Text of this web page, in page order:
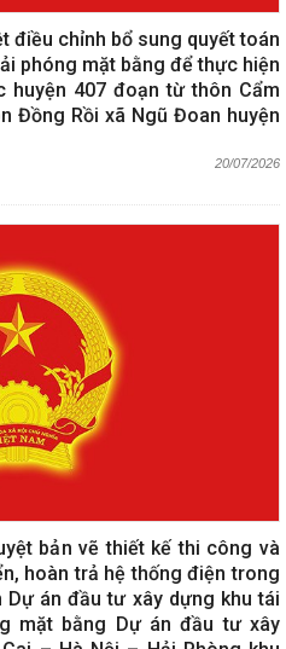
điều chỉnh bổ sung quyết toán
phóng mặt bằng để thực hiện
huyện 407 đoạn từ thôn Cẩm
Đồng Rồi xã Ngũ Đoan huyện
20/07/2026
bản vẽ thiết kế thi công và
hoàn trả hệ thống điện trong
án đầu tư xây dựng khu tái
mặt bằng Dự án đầu tư xây